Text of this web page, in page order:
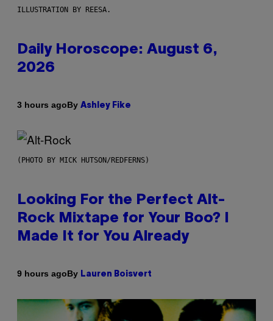
ILLUSTRATION BY REESA.
Daily Horoscope: August 6,
2026
3 hours agoBy Ashley Fike
(PHOTO BY MICK HUTSON/REDFERNS)
Looking For the Perfect Alt-
Rock Mixtape for Your Boo? I
Made It for You Already
9 hours agoBy Lauren Boisvert